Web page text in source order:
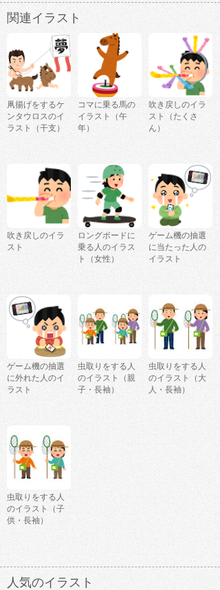
関連イラスト
凧揚げをするケ
ンタウロスのイ
ラスト（干支）
コマに乗る馬の
イラスト（午
年）
吹き戻しのイラ
スト（たくさ
ん）
吹き戻しのイラ
スト
ロングボードに
乗る人のイラス
ト（女性）
ゲーム機の抽選
に当たった人の
イラスト
ゲーム機の抽選
に外れた人のイ
ラスト
虫取りをする人
のイラスト（親
子・長袖）
虫取りをする人
のイラスト（大
人・長袖）
虫取りをする人
のイラスト（子
供・長袖）
人気のイラスト